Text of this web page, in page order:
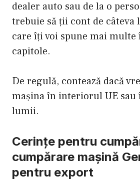
dealer auto sau de la o
trebuie să ții cont de
care îți voi spune mai
capitole.
De regulă, contează dacă
mașina în interiorul UE sau
lumii.
Cerințe pentru
cumpărare mașină
pentru export